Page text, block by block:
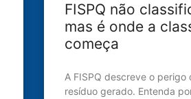
FISPQ não
mas é onde a
começa
A FISPQ descreve o perigo
resíduo gerado. Entenda